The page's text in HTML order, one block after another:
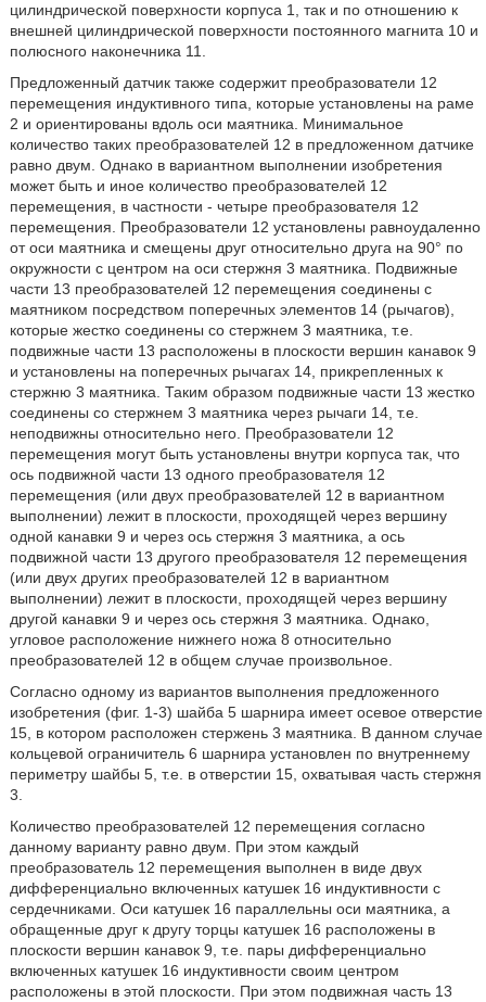
цилиндрической поверхности корпуса 1, так и по отношению к
внешней цилиндрической поверхности постоянного магнита 10 и
полюсного наконечника 11.
Предложенный датчик также содержит преобразователи 12
перемещения индуктивного типа, которые установлены на раме
2 и ориентированы вдоль оси маятника. Минимальное
количество таких преобразователей 12 в предложенном датчике
равно двум. Однако в вариантном выполнении изобретения
может быть и иное количество преобразователей 12
перемещения, в частности - четыре преобразователя 12
перемещения. Преобразователи 12 установлены равноудаленно
от оси маятника и смещены друг относительно друга на 90° по
окружности с центром на оси стержня 3 маятника. Подвижные
части 13 преобразователей 12 перемещения соединены с
маятником посредством поперечных элементов 14 (рычагов),
которые жестко соединены со стержнем 3 маятника, т.е.
подвижные части 13 расположены в плоскости вершин канавок 9
и установлены на поперечных рычагах 14, прикрепленных к
стержню 3 маятника. Таким образом подвижные части 13 жестко
соединены со стержнем 3 маятника через рычаги 14, т.е.
неподвижны относительно него. Преобразователи 12
перемещения могут быть установлены внутри корпуса так, что
ось подвижной части 13 одного преобразователя 12
перемещения (или двух преобразователей 12 в вариантном
выполнении) лежит в плоскости, проходящей через вершину
одной канавки 9 и через ось стержня 3 маятника, а ось
подвижной части 13 другого преобразователя 12 перемещения
(или двух других преобразователей 12 в вариантном
выполнении) лежит в плоскости, проходящей через вершину
другой канавки 9 и через ось стержня 3 маятника. Однако,
угловое расположение нижнего ножа 8 относительно
преобразователей 12 в общем случае произвольное.
Согласно одному из вариантов выполнения предложенного
изобретения (фиг. 1-3) шайба 5 шарнира имеет осевое отверстие
15, в котором расположен стержень 3 маятника. В данном случае
кольцевой ограничитель 6 шарнира установлен по внутреннему
периметру шайбы 5, т.е. в отверстии 15, охватывая часть стержня
3.
Количество преобразователей 12 перемещения согласно
данному варианту равно двум. При этом каждый
преобразователь 12 перемещения выполнен в виде двух
дифференциально включенных катушек 16 индуктивности с
сердечниками. Оси катушек 16 параллельны оси маятника, а
обращенные друг к другу торцы катушек 16 расположены в
плоскости вершин канавок 9, т.е. пары дифференциально
включенных катушек 16 индуктивности своим центром
расположены в этой плоскости. При этом подвижная часть 13